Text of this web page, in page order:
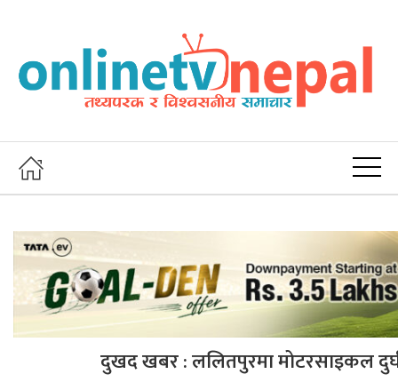
दुखद खबर : ललितपुरमा मोटरसाइकल